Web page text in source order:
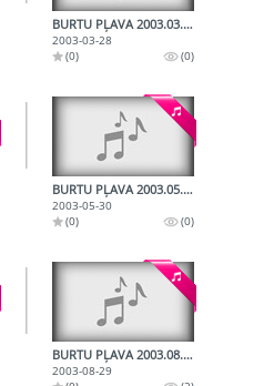
BURTU PĻAVA 2003.03.28.
2003-03-28
(0)
(0)
BURTU PĻAVA 2003.05.30.
2003-05-30
(0)
(0)
BURTU PĻAVA 2003.08.29.
2003-08-29